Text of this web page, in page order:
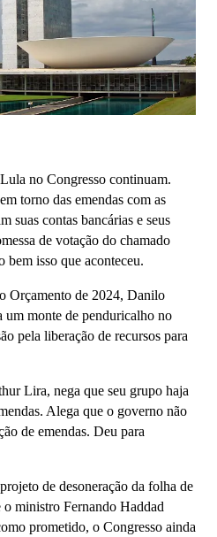
no Congresso continuam.
torno das emendas com as
suas contas bancárias e seus
de votação do chamado
bem isso que aconteceu.
Orçamento de 2024, Danilo
um monte de penduricalho no
pela liberação de recursos para
Lira, nega que seu grupo haja
Alega que o governo não
de emendas. Deu para
de desoneração da folha de
o ministro Fernando Haddad
prometido, o Congresso ainda